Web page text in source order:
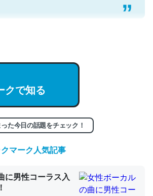
いので貴重な良記事。/続編来た
entry/2023/03/27
についての考察（１） - conceptualization
う「ずっと前の伏線」は回収されないけ
うには多い分量。進化すればするほど分
クで知る
た今日の話題をチェック！
マーク人気記事
に男性コーラス入